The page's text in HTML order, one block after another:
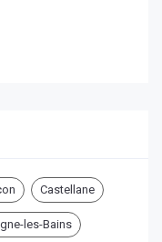
Castellane
les-Bains